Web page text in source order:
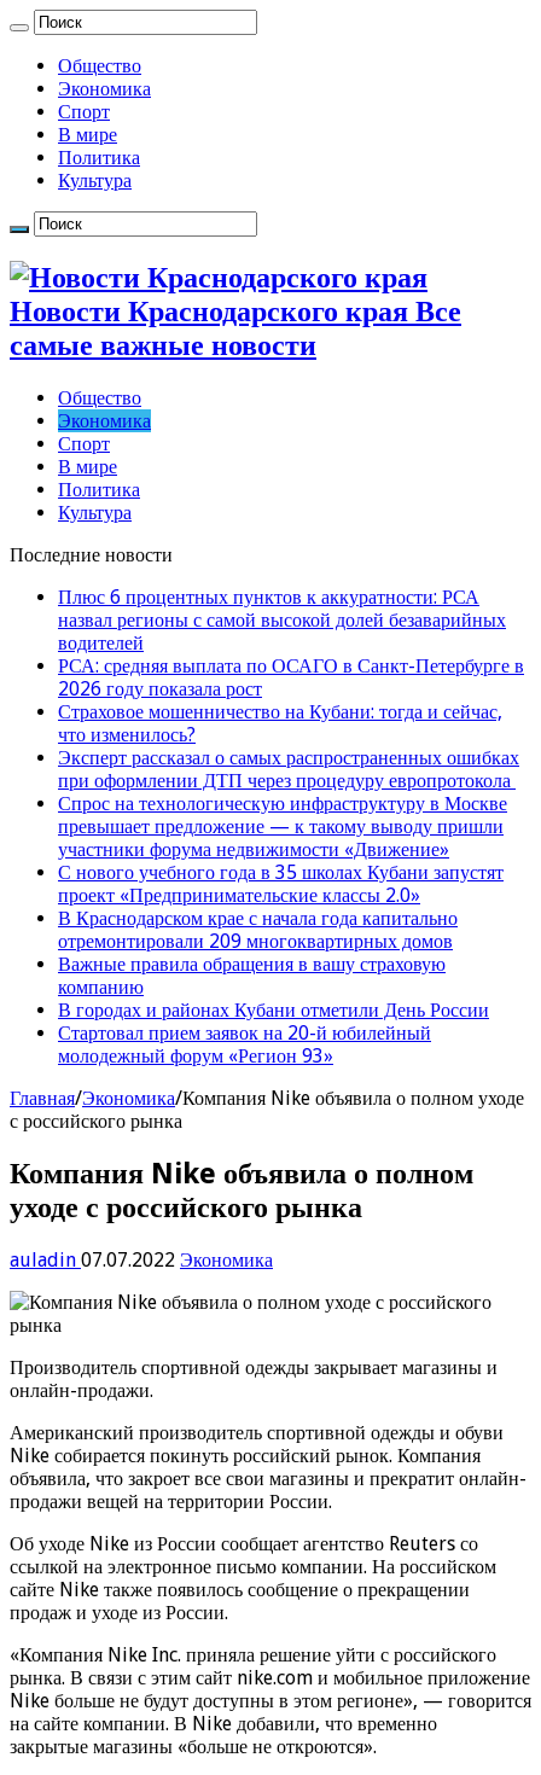
Общество
Экономика
Спорт
В мире
Политика
Культура
Новости Краснодарского края Все
самые важные новости
Общество
Экономика
Спорт
В мире
Политика
Культура
Последние новости
Плюс 6 процентных пунктов к аккуратности: РСА
назвал регионы с самой высокой долей безаварийных
водителей
РСА: средняя выплата по ОСАГО в Санкт-Петербурге в
2026 году показала рост
Страховое мошенничество на Кубани: тогда и сейчас,
что изменилось?
Эксперт рассказал о самых распространенных ошибках
при оформлении ДТП через процедуру европротокола
Спрос на технологическую инфраструктуру в Москве
превышает предложение — к такому выводу пришли
участники форума недвижимости «Движение»
С нового учебного года в 35 школах Кубани запустят
проект «Предпринимательские классы 2.0»
В Краснодарском крае с начала года капитально
отремонтировали 209 многоквартирных домов
Важные правила обращения в вашу страховую
компанию
В городах и районах Кубани отметили День России
Стартовал прием заявок на 20-й юбилейный
молодежный форум «Регион 93»
Главная/Экономика/Компания Nike объявила о полном уходе
с российского рынка
Компания Nike объявила о полном
уходе с российского рынка
auladin 07.07.2022 Экономика
Производитель спортивной одежды закрывает магазины и
онлайн-продажи.
Американский производитель спортивной одежды и обуви
Nike собирается покинуть российский рынок. Компания
объявила, что закроет все свои магазины и прекратит онлайн-
продажи вещей на территории России.
Об уходе Nike из России сообщает агентство Reuters со
ссылкой на электронное письмо компании. На российском
сайте Nike также появилось сообщение о прекращении
продаж и уходе из России.
«Компания Nike Inc. приняла решение уйти с российского
рынка. В связи с этим сайт nike.com и мобильное приложение
Nike больше не будут доступны в этом регионе», — говорится
на сайте компании. В Nike добавили, что временно
закрытые магазины «больше не откроются».